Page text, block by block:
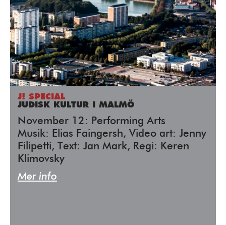
J! SPECIAL
JUDISK KULTUR I MALMÖ
November 12: Performing Arts
Musik: Elias Faingersh, Video art: Jenny
Filipetti, Text: Jan Mark, Regi: Keren
Klimovsky
Mer info